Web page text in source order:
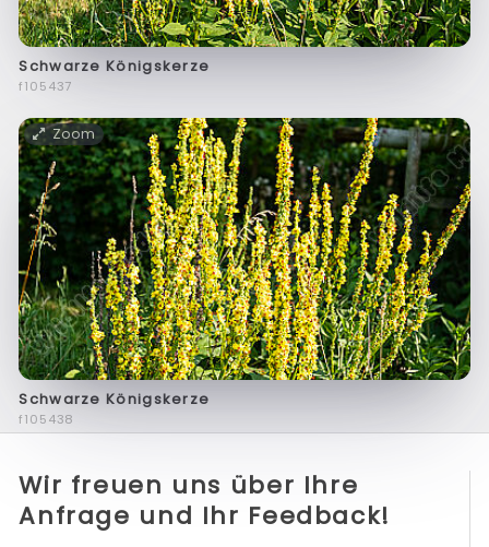
Schwarze Königskerze
f105437
Zoom
Schwarze Königskerze
f105438
Wir freuen uns über Ihre
Anfrage und Ihr Feedback!